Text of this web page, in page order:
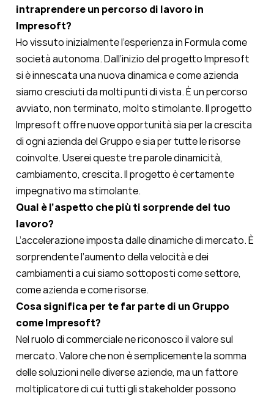
intraprendere un percorso di lavoro in
Impresoft?
Ho vissuto inizialmente l’esperienza in Formula come
società autonoma. Dall’inizio del progetto Impresoft
si è innescata una nuova dinamica e come azienda
siamo cresciuti da molti punti di vista. È un percorso
avviato, non terminato, molto stimolante. Il progetto
Impresoft offre nuove opportunità sia per la crescita
di ogni azienda del Gruppo e sia per tutte le risorse
coinvolte. Userei queste tre parole dinamicità,
cambiamento, crescita. Il progetto è certamente
impegnativo ma stimolante.
Qual è l’aspetto che più ti sorprende del tuo
lavoro?
L’accelerazione imposta dalle dinamiche di mercato. È
sorprendente l’aumento della velocità e dei
cambiamenti a cui siamo sottoposti come settore,
come azienda e come risorse.
Cosa significa per te far parte di un Gruppo
come Impresoft?
Nel ruolo di commerciale ne riconosco il valore sul
mercato. Valore che non è semplicemente la somma
delle soluzioni nelle diverse aziende, ma un fattore
moltiplicatore di cui tutti gli stakeholder possono